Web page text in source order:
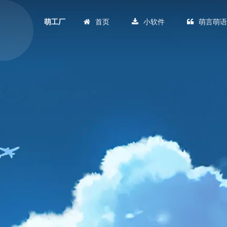
萌工厂 首页 小软件 萌言萌语